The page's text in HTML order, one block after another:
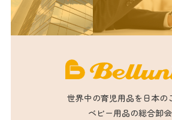
世界中の育児用品を日本の
ベビー用品の総合卸